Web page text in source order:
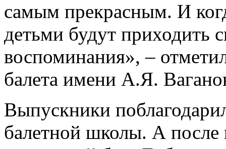
самым прекрасным. И
детьми будут приходить
воспоминания», –
балета имени А.Я.
Выпускники
балетной школы. А после